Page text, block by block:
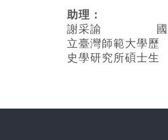
助理：
謝采諭
國
立臺灣師範大學歷
史學研究所碩士生